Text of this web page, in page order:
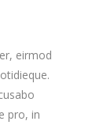
eirmod
pro, in